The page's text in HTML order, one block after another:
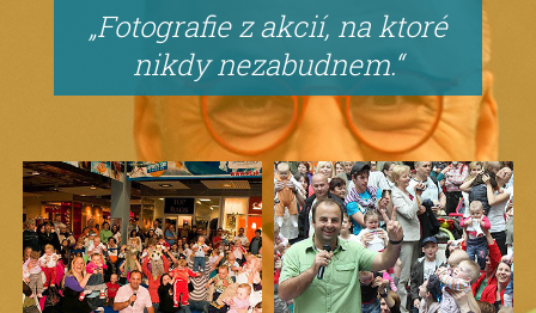
Fotografie z akcií, na ktoré
nikdy nezabudnem.